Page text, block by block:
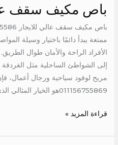
باص مكيف سقف
ممتعة يبدأ دائمًا باختيار وسيلة
الأفراد الراحة والأمان طوال
إلى الشواطئ الساحلية مثل
مريح لوفود سياحية ورجال أعمال،
011156755869هو الخيار المثالي الذي
باص
مكيف
سقف
عالي
للايجار
قراءة المزيد »